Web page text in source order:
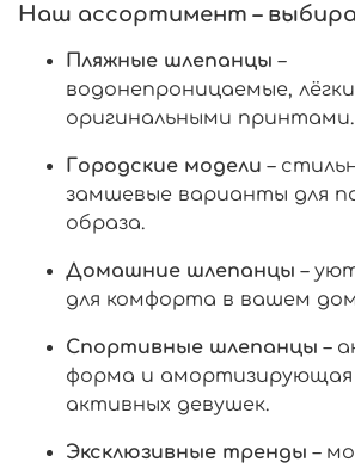
Наш ассортимент –
Пляжные шлепанцы –
водонепроницаемые,
оригинальными принтами.
Городские модели –
замшевые варианты для
образа.
Домашние шлепанцы –
для комфорта в вашем
Спортивные шлепанцы –
форма и амортизирующая
активных девушек.
Эксклюзивные тренды –